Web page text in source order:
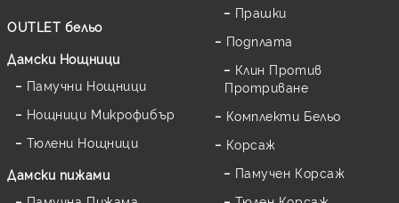
OUTLET бельо
Дамски Нощници
Памучни Нощници
Нощници Микрофибър
Тюлени Нощници
Дамски пижами
Прашки
Подплата
Клин Против
Протриване
Комплекти Бельо
Корсаж
Памучен Корсаж